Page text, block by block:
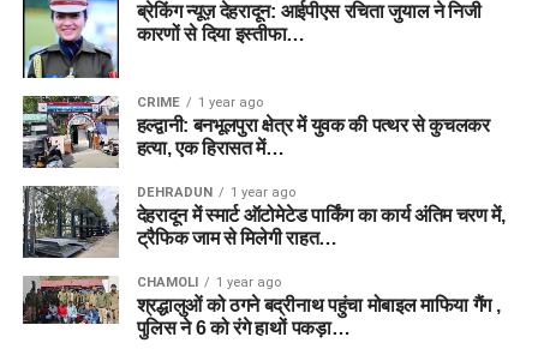
ब्रेकिंग न्यूज़ देहरादून: आईपीएस रचिता जुयाल ने निजी
कारणों से दिया इस्तीफा…
CRIME 1 year ago
हल्द्वानी: बनभूलपुरा क्षेत्र में युवक की पत्थर से कुचलकर
हत्या, एक हिरासत में…
DEHRADUN 1 year ago
देहरादून में स्मार्ट ऑटोमेटेड पार्किंग का कार्य अंतिम चरण में,
ट्रैफिक जाम से मिलेगी राहत…
CHAMOLI 1 year ago
श्रद्धालुओं को ठगने बद्रीनाथ पहुंचा मोबाइल माफिया गैंग ,
पुलिस ने 6 को रंगे हाथों पकड़ा…